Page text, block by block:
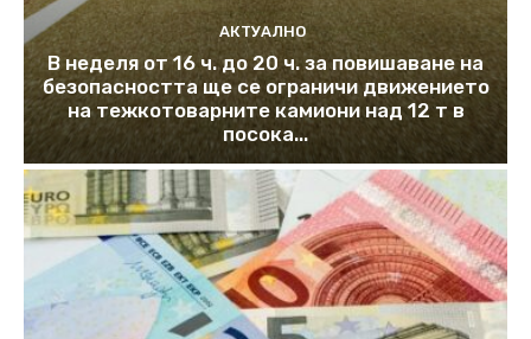
АКТУАЛНО
В неделя от 16 ч. до 20 ч. за повишаване на
безопасността ще се ограничи движението
на тежкотоварните камиони над 12 т в
посока...